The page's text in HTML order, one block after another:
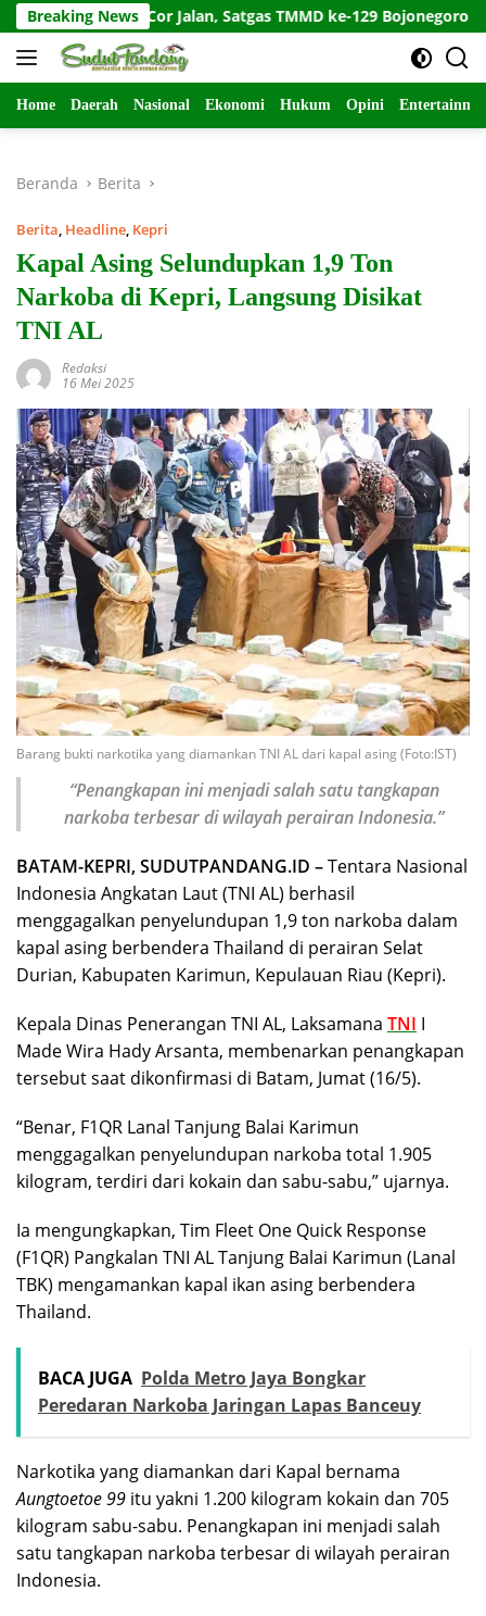
Langsung
ke
konten
Breaking News
Usai Cor Jalan, Satgas TMMD ke-129 Bojonegoro
Home Daerah Nasional Ekonomi Hukum Opini
Beranda Berita
Berita, Headline, Kepri
Kapal Asing Selundupkan 1,9 Ton
Narkoba di Kepri, Langsung Disikat
TNI AL
Redaksi
16 Mei 2025
Barang bukti narkotika yang diamankan TNI AL dari kapal asing (Foto:IST)
“Penangkapan ini menjadi salah satu tangkapan
narkoba terbesar di wilayah perairan Indonesia.”
BATAM-KEPRI, SUDUTPANDANG.ID –Tentara Nasional
Indonesia Angkatan Laut (TNI AL) berhasil
menggagalkan penyelundupan 1,9 ton narkoba dalam
kapal asing berbendera Thailand di perairan Selat
Durian, Kabupaten Karimun, Kepulauan Riau (Kepri).
Kepala Dinas Penerangan TNI AL, Laksamana TNI I
Made Wira Hady Arsanta, membenarkan penangkapan
tersebut saat dikonfirmasi di Batam, Jumat (16/5).
“Benar, F1QR Lanal Tanjung Balai Karimun
menggagalkan penyelundupan narkoba total 1.905
kilogram, terdiri dari kokain dan sabu-sabu,” ujarnya.
Ia mengungkapkan, Tim Fleet One Quick Response
(F1QR) Pangkalan TNI AL Tanjung Balai Karimun (Lanal
TBK) mengamankan kapal ikan asing berbendera
Thailand.
BACA JUGA Polda Metro Jaya Bongkar
Peredaran Narkoba Jaringan Lapas Banceuy
Narkotika yang diamankan dari Kapal bernama
Aungtoetoe 99 itu yakni 1.200 kilogram kokain dan 705
kilogram sabu-sabu. Penangkapan ini menjadi salah
satu tangkapan narkoba terbesar di wilayah perairan
Indonesia.